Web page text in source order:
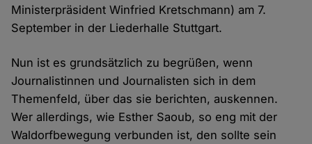
Ministerpräsident Winfried Kretschmann) am 7.
September in der Liederhalle Stuttgart.
Nun ist es grundsätzlich zu begrüßen, wenn
Journalistinnen und Journalisten sich in dem
Themenfeld, über das sie berichten, auskennen.
Wer allerdings, wie Esther Saoub, so eng mit der
Waldorfbewegung verbunden ist, den sollte sein